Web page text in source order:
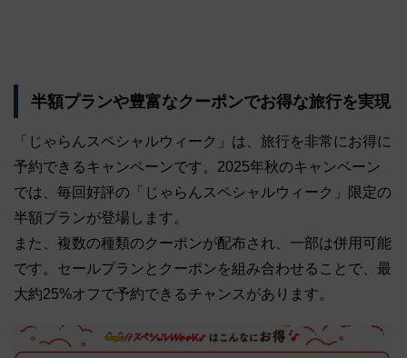
半額プランや豊富なクーポンでお得な旅行を実現
「じゃらんスペシャルウィーク」は、旅行を非常にお得に
予約できるキャンペーンです。2025年秋のキャンペーン
では、毎回好評の「じゃらんスペシャルウィーク」限定の
半額プランが登場します。
また、複数の種類のクーポンが配布され、一部は併用可能
です。セールプランとクーポンを組み合わせることで、最
大約25%オフで予約できるチャンスがあります。